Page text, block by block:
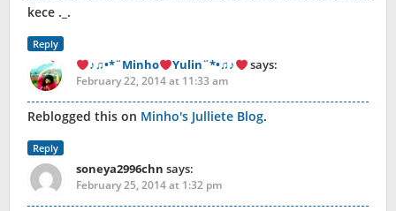
kece ._.
Reply
♪♫•*¨Minho Yulin¨*•♫♪ says:
February 22, 2014 at 11:33 am
Reblogged this on Minho's Julliete Blog.
Reply
soneya2996chn says:
February 25, 2014 at 1:32 pm